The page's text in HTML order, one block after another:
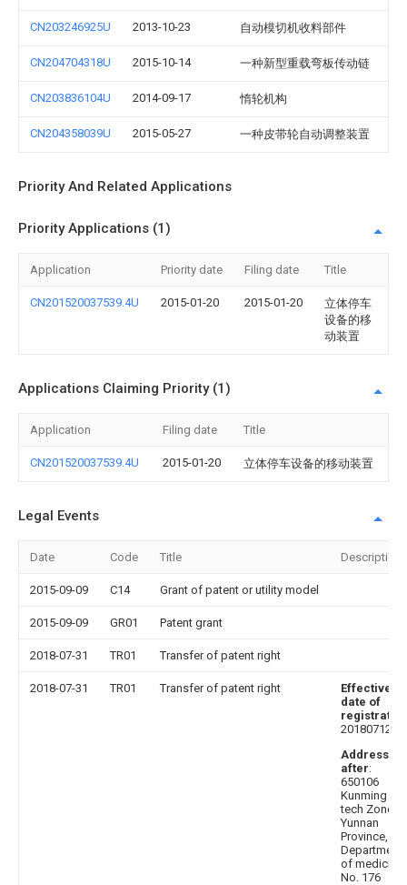
CN203246925U 2013-10-23 自动模切机收料部件
CN204704318U 2015-10-14 一种新型重载弯板传动链
CN203836104U 2014-09-17 惰轮机构
CN204358039U 2015-05-27 一种皮带轮自动调整装置
Priority And Related Applications
Priority Applications (1)
Application Priority date Filing date Title
CN201520037539.4U 2015-01-20 2015-01-20
立体停车
设备的移
动装置
Applications Claiming Priority (1)
Application Filing date Title
CN201520037539.4U 2015-01-20 立体停车设备的移动装置
Legal Events
Date Code Title Description
2015-09-09 C14 Grant of patent or utility model
2015-09-09 GR01 Patent grant
2018-07-31 TR01 Transfer of patent right
2018-07-31 TR01 Transfer of patent right
Effective
date of
20180712
Address
after:
650106
Kunming hi
tech Zone,
Yunnan
Province,
Department
of medicine
No. 176